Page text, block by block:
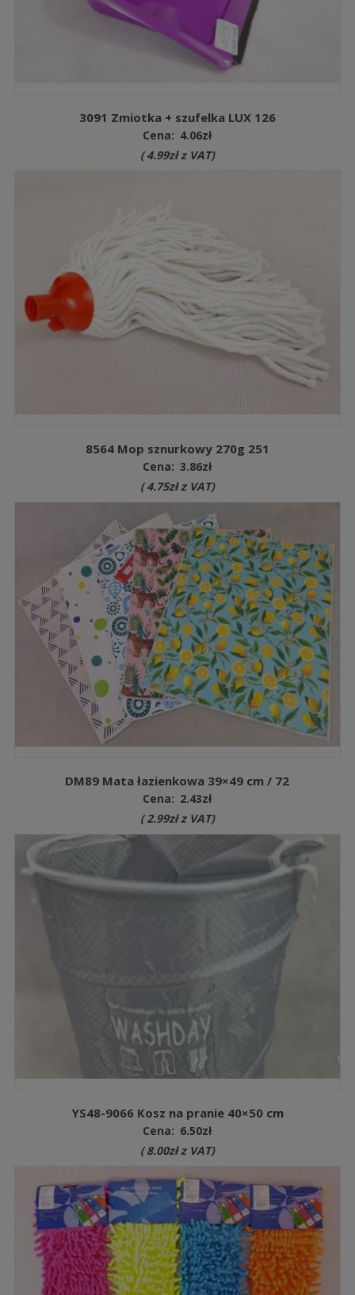
3091 Zmiotka + szufelka LUX 126
Cena: 4.06zł
( 4.99złz VAT)
8564 Mop sznurkowy 270g 251
Cena: 3.86zł
( 4.75złz VAT)
DM89 Mata łazienkowa 39×49 cm / 72
Cena: 2.43zł
(2.99złz VAT)
YS48-9066 Kosz na pranie 40×50 cm
Cena: 6.50zł
( 8.00złz VAT)